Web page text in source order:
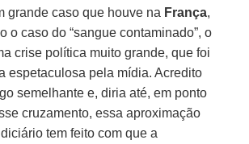
grande caso que houve na França,
o caso do “sangue contaminado”, o
crise política muito grande, que foi
espetaculosa pela mídia. Acredito
semelhante e, diria até, em ponto
cruzamento, essa aproximação
tem feito com que a